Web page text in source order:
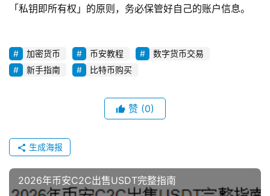
「私钥即所有权」的原则，务必保管好自己的账户信息。
加密货币 币安教程
数字货币交易
新手指南
比特币购买
赞 (0)
生成海报
2026年币安C2C出售USDT完整指南